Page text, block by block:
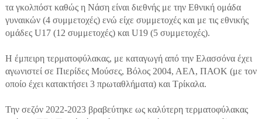
τα γκολπόστ καθώς η Νάση είναι διεθνής με την Εθνική ομάδα
γυναικών (4 συμμετοχές) ενώ είχε συμμετοχές και με τις εθνικής
ομάδες U17 (12 συμμετοχές) και U19 (5 συμμετοχές).
Η έμπειρη τερματοφύλακας, με καταγωγή από την Ελασσόνα έχει
αγωνιστεί σε Πιερίδες Μούσες, Βόλος 2004, ΑΕΛ, ΠΑΟΚ (με τον
οποίο έχει κατακτήσει 3 πρωταθλήματα) και Τρίκαλα.
Την σεζόν 2022-2023 βραβεύτηκε ως καλύτερη τερματοφύλακας